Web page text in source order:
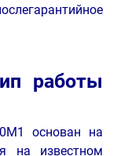
работы
основан на
на известном